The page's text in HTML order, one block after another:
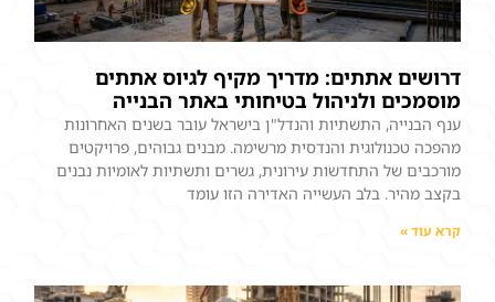
דרושים אתתים: מדריך מקיף לגיוס אתתים
מוסמכים ולניהול בטיחותי באתר הבנייה
ענף הבנייה, התשתיות והנדל"ן בישראל עובר בשנים האחרונות
מהפכה טכנולוגית והנדסית מרשימה. מבנים גבוהים, פרויקטים
מורכבים של התחדשות עירונית, גשרים ותשתיות לאומיות נבנים
בקצב מהיר. בלב העשייה האדירה הזו עומד
קרא עוד »